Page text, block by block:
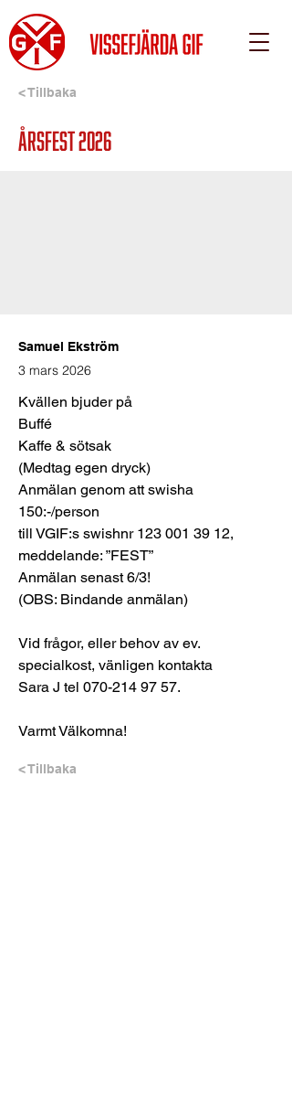
< Tillbaka
Årsfest 2026
Samuel Ekström
3 mars 2026
Kvällen bjuder på
Buffé
Kaffe & sötsak
(Medtag egen dryck)
Anmälan genom att swisha
150:-/person
till VGIF:s swishnr 123 001 39 12,
meddelande: ”FEST”
Anmälan senast 6/3!
(OBS: Bindande anmälan)
Vid frågor, eller behov av ev.
specialkost, vänligen kontakta
Sara J tel 070-214 97 57.
Varmt Välkomna!
< Tillbaka